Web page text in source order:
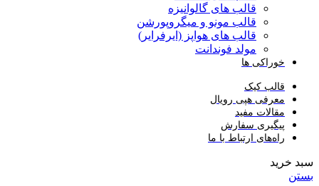
قالب های گالوانیزه
قالب مونو و میگروپورشن
قالب های هواپز (ایرفرایر)
مولد فوندانت
خوراکی ها
قالب کیک
معرفی هپی رویال
مقالات مفید
پیگیری سفارش
راه‌های ارتباط با ما
سبد خرید
بستن